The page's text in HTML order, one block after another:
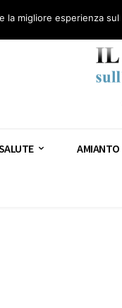
– AGN Consulenza
AMIANTO
la migliore esperienza